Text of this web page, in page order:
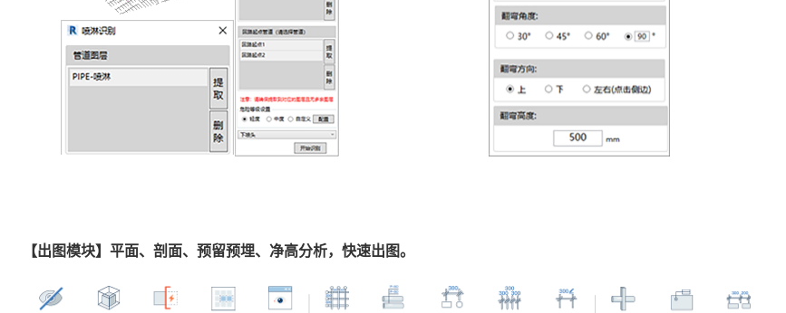
【出图模块】平面、剖面、预留预埋、净高分析，快速出图。